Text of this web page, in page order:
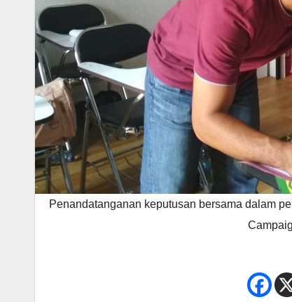
Penandatanganan keputusan bersama dalam